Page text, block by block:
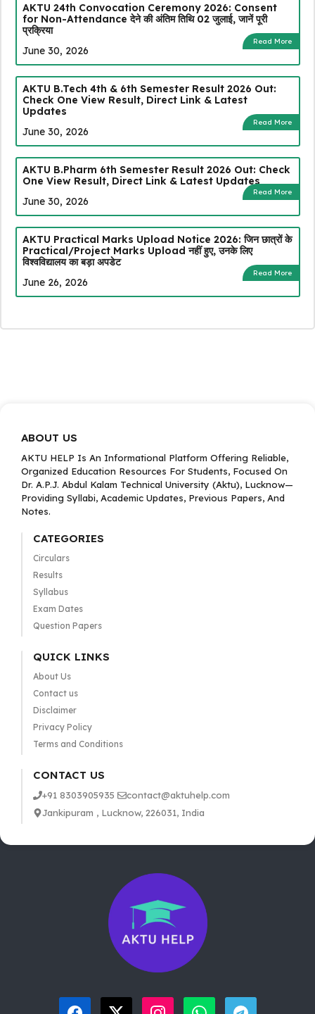
AKTU 24th Convocation Ceremony 2026: Consent
for Non-Attendance देने की अंतिम तिथि 02 जुलाई, जानें पूरी
प्रक्रिया
Read More
June 30, 2026
AKTU B.Tech 4th & 6th Semester Result 2026 Out:
Check One View Result, Direct Link & Latest
Updates
Read More
June 30, 2026
AKTU B.Pharm 6th Semester Result 2026 Out: Check
One View Result, Direct Link & Latest Updates
Read More
June 30, 2026
AKTU Practical Marks Upload Notice 2026: जिन छात्रों के
Practical/Project Marks Upload नहीं हुए, उनके लिए
विश्वविद्यालय का बड़ा अपडेट
Read More
June 26, 2026
ABOUT US
AKTU HELP Is An Informational Platform Offering Reliable,
Organized Education Resources For Students, Focused On
Dr. A.P.J. Abdul Kalam Technical University (Aktu), Lucknow—
Providing Syllabi, Academic Updates, Previous Papers, And
Notes.
CATEGORIES
Circulars
Results
Syllabus
Exam Dates
Question Papers
QUICK LINKS
About Us
Contact us
Disclaimer
Privacy Policy
Terms and Conditions
CONTACT US
+91 8303905935
contact@aktuhelp.com
Jankipuram , Lucknow, 226031, India